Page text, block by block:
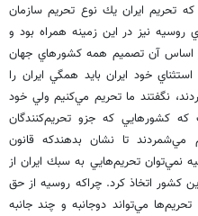
تحريم ايران يك نوع تحريم سازمان
نيز در اين زمينه همراه بود و
اساس آن تصميم همه كشورهاي جهان
خود ايران بايد همگي ايران را
نگفتند ما تحريم مي‌كنيم ولي خود
كشورهايي كه جزو تحريم‌كنندگان
مي‌شمردند تا نشان بدهندكه قانون
نمي‌توان تحريم‌هايي به سبك ايران از
كشور اتخاذ كرد. چراكه روسيه از حق
مي‌تواند دوجانبه و چند جانبه